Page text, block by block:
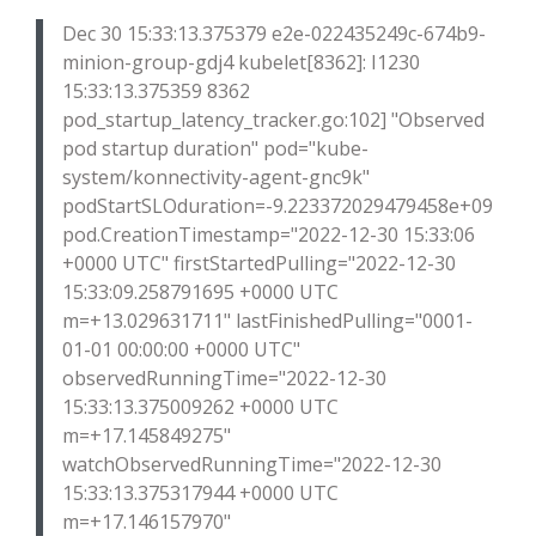
Dec 30 15:33:13.375379 e2e-022435249c-674b9-
minion-group-gdj4 kubelet[8362]: I1230
15:33:13.375359 8362
pod_startup_latency_tracker.go:102] "Observed
pod startup duration" pod="kube-
system/konnectivity-agent-gnc9k"
podStartSLOduration=-9.223372029479458e+09
pod.CreationTimestamp="2022-12-30 15:33:06
+0000 UTC" firstStartedPulling="2022-12-30
15:33:09.258791695 +0000 UTC
m=+13.029631711" lastFinishedPulling="0001-
01-01 00:00:00 +0000 UTC"
observedRunningTime="2022-12-30
15:33:13.375009262 +0000 UTC
m=+17.145849275"
watchObservedRunningTime="2022-12-30
15:33:13.375317944 +0000 UTC
m=+17.146157970"